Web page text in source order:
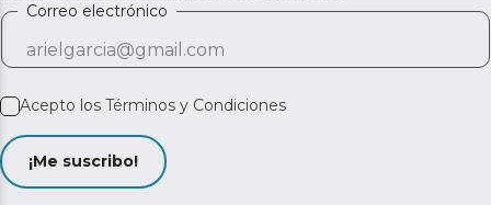
Correo electrónico
Acepto los Términos y Condiciones
¡Me suscribo!